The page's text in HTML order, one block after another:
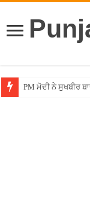
PM ਮੋਦੀ ਨੇ ਸੁਖਬੀਰ